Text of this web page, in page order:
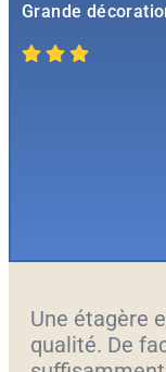
Grande
Une étagère
qualité. De